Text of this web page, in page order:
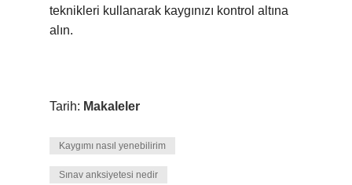
teknikleri kullanarak kaygınızı kontrol altına
alın.
Tarih: Makaleler
Kaygımı nasıl yenebilirim
Sınav anksiyetesi nedir